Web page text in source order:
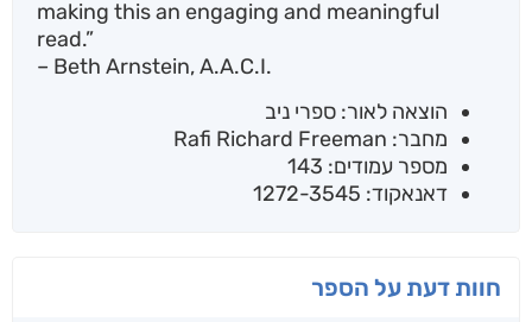
making this an engaging and meaningful
read.”
– Beth Arnstein, A.A.C.I.
הוצאה לאור: ספרי ניב
מחבר: Rafi Richard Freeman
מספר עמודים: 143
דאנאקוד: 1272-3545
חוות דעת על הספר